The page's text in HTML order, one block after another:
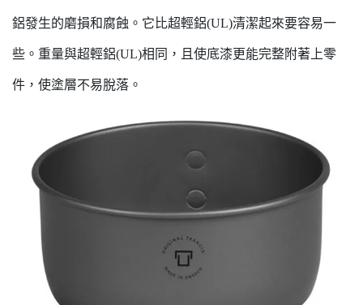
鋁發生的磨損和腐蝕。它比超輕鋁(UL)清潔起來要容易一
些。重量與超輕鋁(UL)相同，且使底漆更能完整附著上零
件，使塗層不易脫落。